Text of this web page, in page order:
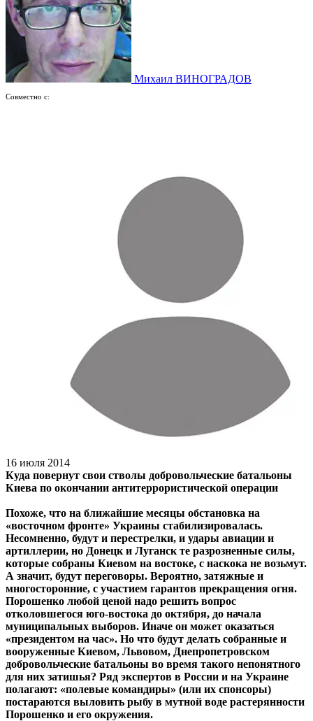
Михаил ВИНОГРАДОВ
Совместно с:
16 июля 2014
Куда повернут свои стволы добровольческие батальоны
Киева по окончании антитеррористической операции
Похоже, что на ближайшие месяцы обстановка на
«восточном фронте» Украины стабилизировалась.
Несомненно, будут и перестрелки, и удары авиации и
артиллерии, но Донецк и Луганск те разрозненные силы,
которые собраны Киевом на востоке, с наскока не возьмут.
А значит, будут переговоры. Вероятно, затяжные и
многосторонние, с участием гарантов прекращения огня.
Порошенко любой ценой надо решить вопрос
отколовшегося юго-востока до октября, до начала
муниципальных выборов. Иначе он может оказаться
«президентом на час». Но что будут делать собранные и
вооруженные Киевом, Львовом, Днепропетровском
добровольческие батальоны во время такого непонятного
для них затишья? Ряд экспертов в России и на Украине
полагают: «полевые командиры» (или их спонсоры)
постараются выловить рыбу в мутной воде растерянности
Порошенко и его окружения.